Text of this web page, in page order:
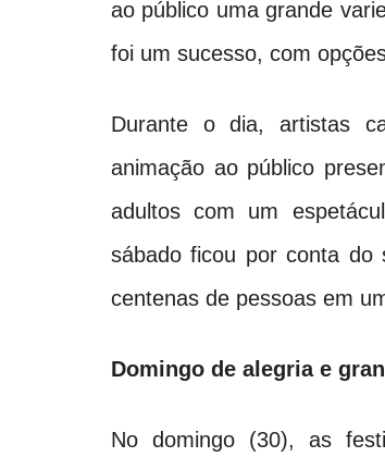
ao público uma grande
foi um sucesso, com
Durante o dia, artistas
animação ao público
adultos com um
sábado ficou por conta do
centenas de pessoas em
Domingo de alegria e
No domingo (30), as